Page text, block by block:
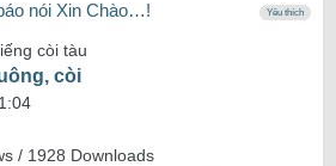
nói Xin Chào…! Yêu thích
còi tàu
còi
/ 1928 Downloads